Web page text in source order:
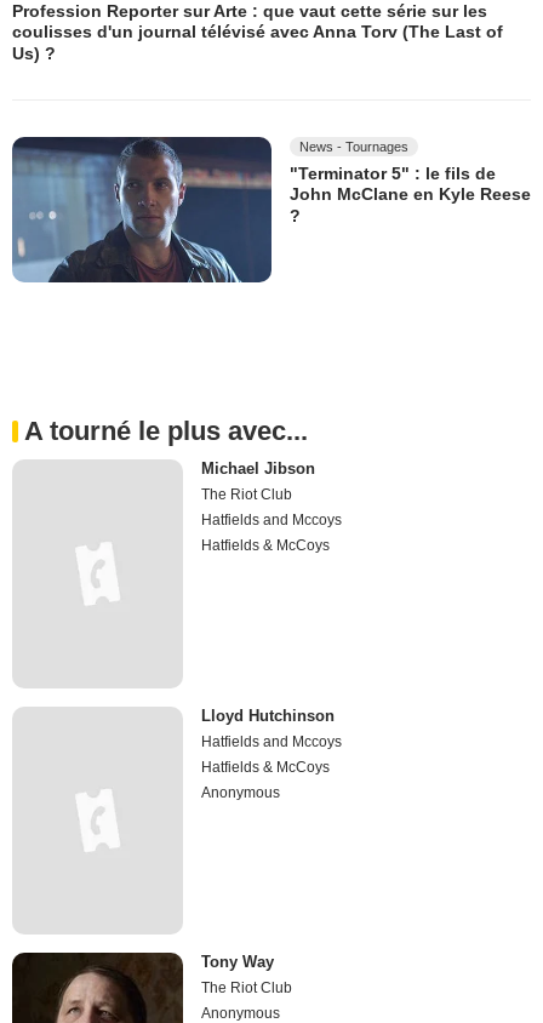
Profession Reporter sur Arte : que vaut cette série sur les
coulisses d'un journal télévisé avec Anna Torv (The Last of
Us) ?
News - Tournages
"Terminator 5" : le fils de
John McClane en Kyle Reese
?
A tourné le plus avec...
Michael Jibson
The Riot Club
Hatfields and Mccoys
Hatfields & McCoys
Lloyd Hutchinson
Hatfields and Mccoys
Hatfields & McCoys
Anonymous
Tony Way
The Riot Club
Anonymous